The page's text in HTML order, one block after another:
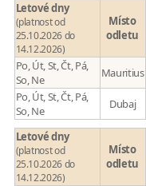
Letové dny
(platnost od
25.10.2026 do
14.12.2026)
Místo
odletu
Po, Út, St, Čt, Pá,
So, Ne
Mauritius
Po, Út, St, Čt, Pá,
So, Ne
Dubaj
Letové dny
(platnost od
25.10.2026 do
14.12.2026)
Místo
odletu